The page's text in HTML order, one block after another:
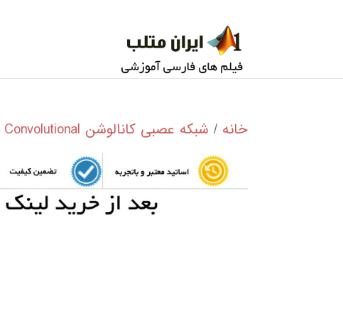
خانه / شبکه عصبی کانالوشن Convolutional